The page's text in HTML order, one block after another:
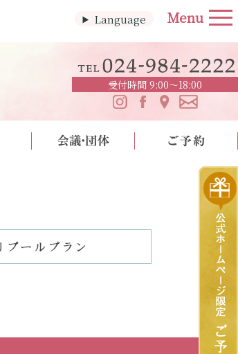
受付時間 9:00～18:00
Language
プールプラン